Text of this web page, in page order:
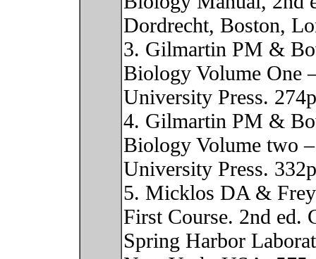
Dordrecht, Boston,
3. Gilmartin PM &
Biology Volume One
University Press.
4. Gilmartin PM &
Biology Volume two
University Press.
5. Micklos DA &
First Course. 2nd ed.
Spring Harbor